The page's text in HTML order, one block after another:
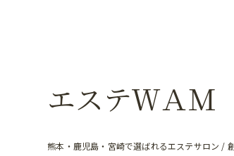
エステＷＡ
熊本・鹿児島・宮崎で選ばれるエステサロン /